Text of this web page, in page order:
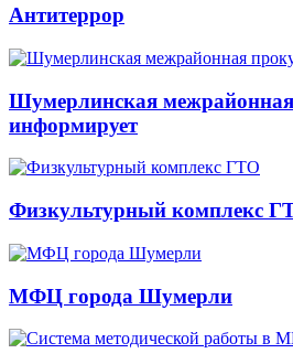
Антитеррор
Шумерлинская
информирует
Физкультурный комплекс
МФЦ города Шумерли